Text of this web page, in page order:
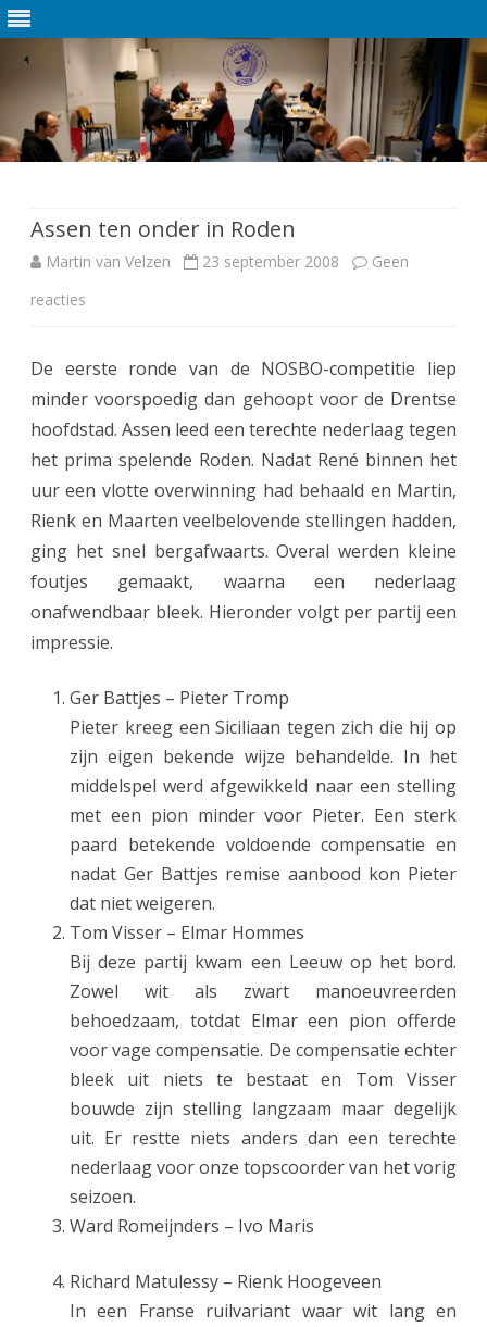
de
inhoud
Assen ten onder in Roden
Martin van Velzen 23 september 2008
Geen
reacties
A
s
e
n
e
n
d
e
i
n
R
o
d
e
De eerste ronde van de NOSBO-competitie liep
minder voorspoedig dan gehoopt voor de Drentse
hoofdstad. Assen leed een terechte nederlaag tegen
het prima spelende Roden. Nadat René binnen het
uur een vlotte overwinning had behaald en Martin,
Rienk en Maarten veelbelovende stellingen hadden,
ging het snel bergafwaarts. Overal werden kleine
foutjes gemaakt, waarna een nederlaag
onafwendbaar bleek. Hieronder volgt per partij een
impressie.
Ger Battjes – Pieter Tromp
Pieter kreeg een Siciliaan tegen zich die hij op
zijn eigen bekende wijze behandelde. In het
middelspel werd afgewikkeld naar een stelling
met een pion minder voor Pieter. Een sterk
paard betekende voldoende compensatie en
nadat Ger Battjes remise aanbood kon Pieter
dat niet weigeren.
Tom Visser – Elmar Hommes
Bij deze partij kwam een Leeuw op het bord.
Zowel wit als zwart manoeuvreerden
behoedzaam, totdat Elmar een pion offerde
voor vage compensatie. De compensatie echter
bleek uit niets te bestaat en Tom Visser
bouwde zijn stelling langzaam maar degelijk
uit. Er restte niets anders dan een terechte
nederlaag voor onze topscoorder van het vorig
seizoen.
Ward Romeijnders – Ivo Maris
Richard Matulessy – Rienk Hoogeveen
In een Franse ruilvariant waar wit lang en